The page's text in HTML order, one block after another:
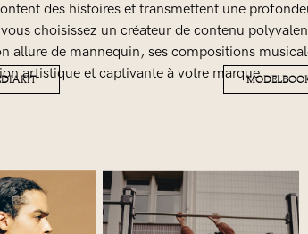
des histoires et transmettent une
choisissez un créateur de contenu
allure de mannequin, ses compositions
artistique et captivante à votre marque.